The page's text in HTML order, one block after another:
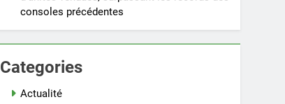
consoles précédentes
Categories
Actualité